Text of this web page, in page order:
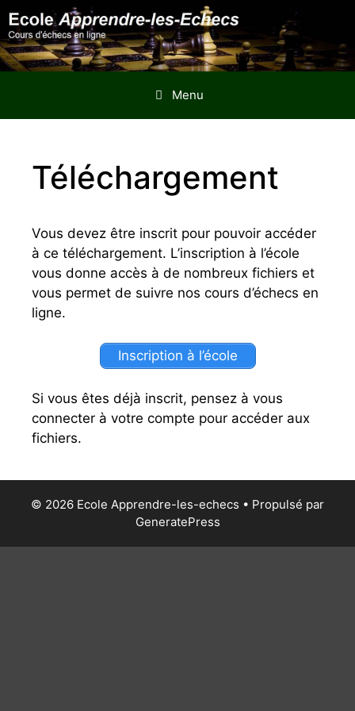
Aller
au
contenu
Menu
Téléchargement
Vous devez être inscrit pour pouvoir accéder
à ce téléchargement. L’inscription à l’école
vous donne accès à de nombreux fichiers et
vous permet de suivre nos cours d’échecs en
ligne.
Inscription à l’école
Si vous êtes déjà inscrit, pensez à vous
connecter à votre compte pour accéder aux
fichiers.
© 2026 Ecole Apprendre-les-echecs • Propulsé par
GeneratePress